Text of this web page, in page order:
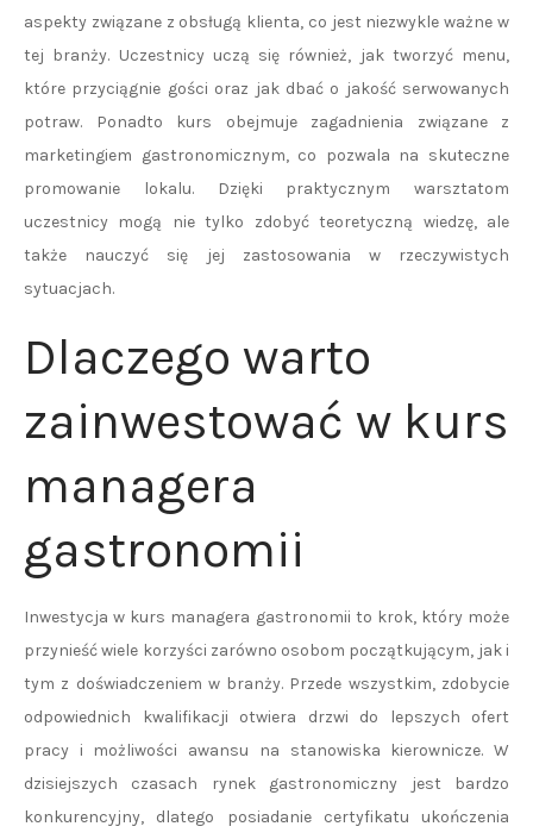
aspekty związane z obsługą klienta, co jest niezwykle ważne w
tej branży. Uczestnicy uczą się również, jak tworzyć menu,
które przyciągnie gości oraz jak dbać o jakość serwowanych
potraw. Ponadto kurs obejmuje zagadnienia związane z
marketingiem gastronomicznym, co pozwala na skuteczne
promowanie lokalu. Dzięki praktycznym warsztatom
uczestnicy mogą nie tylko zdobyć teoretyczną wiedzę, ale
także nauczyć się jej zastosowania w rzeczywistych
sytuacjach.
Dlaczego warto
zainwestować w kurs
managera
gastronomii
Inwestycja w kurs managera gastronomii to krok, który może
przynieść wiele korzyści zarówno osobom początkującym, jak i
tym z doświadczeniem w branży. Przede wszystkim, zdobycie
odpowiednich kwalifikacji otwiera drzwi do lepszych ofert
pracy i możliwości awansu na stanowiska kierownicze. W
dzisiejszych czasach rynek gastronomiczny jest bardzo
konkurencyjny, dlatego posiadanie certyfikatu ukończenia